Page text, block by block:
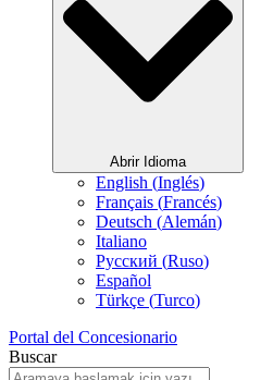
Abrir Idioma
English (Inglés)
Français (Francés)
Deutsch (Alemán)
Italiano
Русский (Ruso)
Español
Türkçe (Turco)
Portal del Concesionario
Buscar